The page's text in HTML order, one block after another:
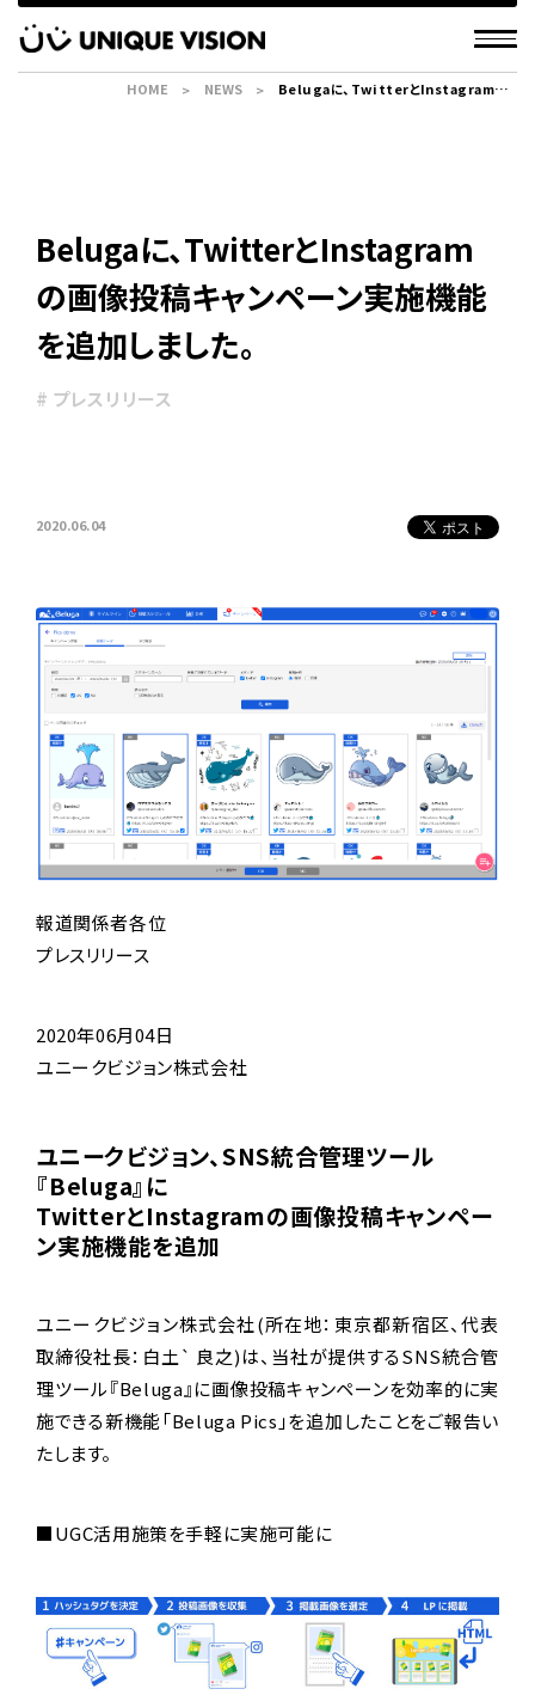
Belugaに、TwitterとInstagram
の画像投稿キャンペーン実施機能
を追加しました。
# プレスリリース
2020.06.04
報道関係者各位
プレスリリース
2020年06月04日
ユニークビジョン株式会社
ユニークビジョン、SNS統合管理ツール
『Beluga』に
TwitterとInstagramの画像投稿キャンペー
ン実施機能を追加
ユニークビジョン株式会社(所在地：東京都新宿区、代表
取締役社長：白土` 良之)は、当社が提供するSNS統合管
理ツール『Beluga』に画像投稿キャンペーンを効率的に実
施できる新機能「Beluga Pics」を追加したことをご報告い
たします。
■UGC活用施策を手軽に実施可能に
HOME NEWS
Belugaに、TwitterとInstagramの